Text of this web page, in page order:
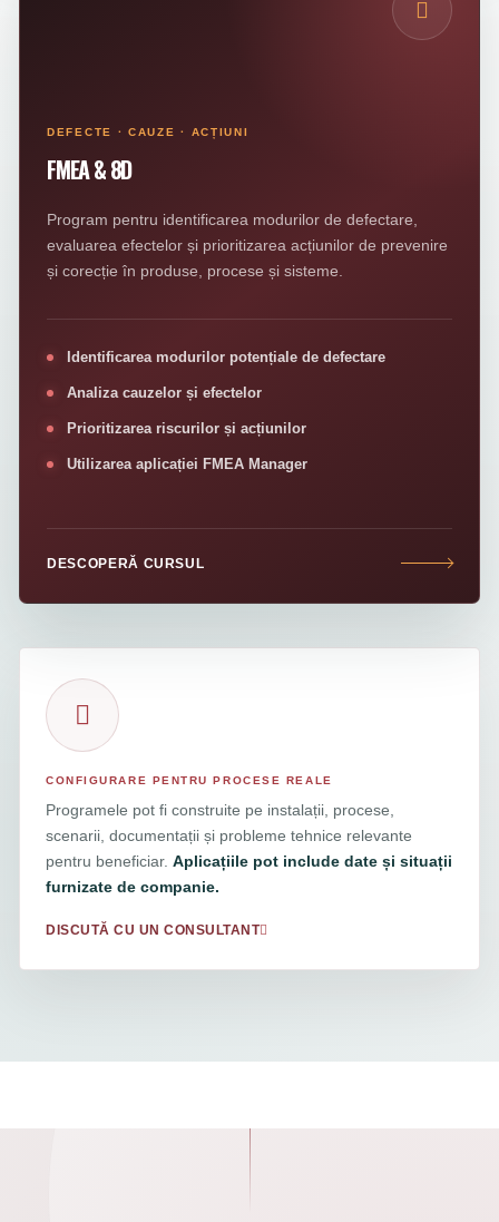
DEFECTE · CAUZE · ACȚIUNI
FMEA & 8D
Program pentru identificarea modurilor de defectare,
evaluarea efectelor și prioritizarea acțiunilor de prevenire
și corecție în produse, procese și sisteme.
Identificarea modurilor potențiale de defectare
Analiza cauzelor și efectelor
Prioritizarea riscurilor și acțiunilor
Utilizarea aplicației FMEA Manager
DESCOPERĂ CURSUL
CONFIGURARE PENTRU PROCESE REALE
Programele pot fi construite pe instalații, procese,
scenarii, documentații și probleme tehnice relevante
pentru beneficiar. Aplicațiile pot include date și situații
furnizate de companie.
DISCUTĂ CU UN CONSULTANT